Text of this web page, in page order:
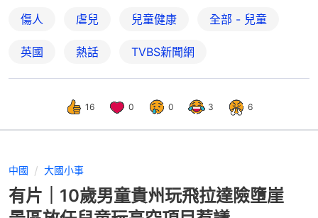
傷人 虐兒 兒童健康 全部 - 兒童
英國 熱話 TVBS新聞網
16 0 0 3 6
中國 大國小事
有片｜10歲男童貴州玩飛拉達險墮崖